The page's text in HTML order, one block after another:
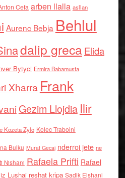
Cefa arben llalla asllan
Aurenc Bebja Behlul
dalip grecaElida
Bytyci Ermira Babamusta
Xharra Frank
Gezim Llojdia Ilir
Kozeta Zylo Kolec Traboini
Bulku Murat Gecaj nderroi jete ne
Nishani Rafaela Prifti Rafael
Lushaj reshat kripa Sadik Elshani